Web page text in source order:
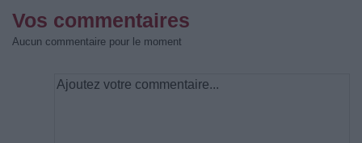
Vos commentaires
Aucun commentaire pour le moment